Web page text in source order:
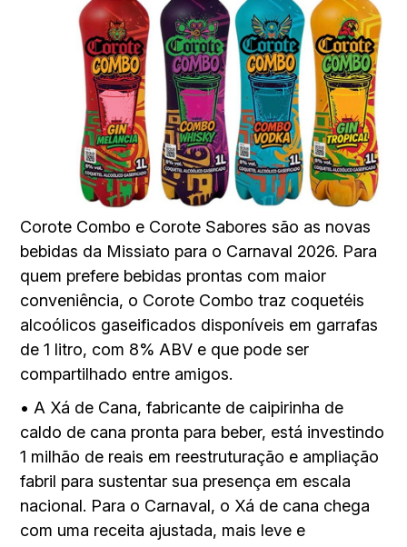
Corote Combo e Corote Sabores são as novas
bebidas da Missiato para o Carnaval 2026. Para
quem prefere bebidas prontas com maior
conveniência, o Corote Combo traz coquetéis
alcoólicos gaseificados disponíveis em garrafas
de 1 litro, com 8% ABV e que pode ser
compartilhado entre amigos.
• A Xá de Cana, fabricante de caipirinha de
caldo de cana pronta para beber, está investindo
1 milhão de reais em reestruturação e ampliação
fabril para sustentar sua presença em escala
nacional. Para o Carnaval, o Xá de cana chega
com uma receita ajustada, mais leve e